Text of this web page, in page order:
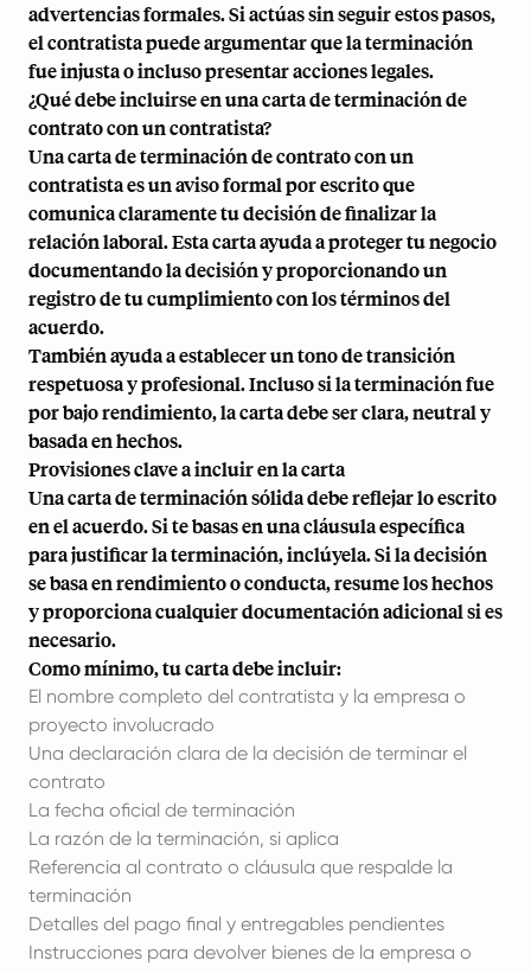
advertencias formales. Si actúas sin seguir estos pasos,
el contratista puede argumentar que la terminación
fue injusta o incluso presentar acciones legales.
¿Qué debe incluirse en una carta de terminación de
contrato con un contratista?
Una carta de terminación de contrato con un
contratista es un aviso formal por escrito que
comunica claramente tu decisión de finalizar la
relación laboral. Esta carta ayuda a proteger tu negocio
documentando la decisión y proporcionando un
registro de tu cumplimiento con los términos del
acuerdo.
También ayuda a establecer un tono de transición
respetuosa y profesional. Incluso si la terminación fue
por bajo rendimiento, la carta debe ser clara, neutral y
basada en hechos.
Provisiones clave a incluir en la carta
Una carta de terminación sólida debe reflejar lo escrito
en el acuerdo. Si te basas en una cláusula específica
para justificar la terminación, inclúyela. Si la decisión
se basa en rendimiento o conducta, resume los hechos
y proporciona cualquier documentación adicional si es
necesario.
Como mínimo, tu carta debe incluir:
El nombre completo del contratista y la empresa o
proyecto involucrado
Una declaración clara de la decisión de terminar el
contrato
La fecha oficial de terminación
La razón de la terminación, si aplica
Referencia al contrato o cláusula que respalde la
terminación
Detalles del pago final y entregables pendientes
Instrucciones para devolver bienes de la empresa o